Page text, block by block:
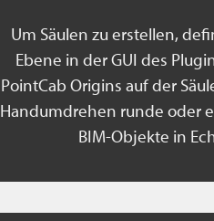
Um Säulen zu erstellen,
Ebene in der GUI des
PointCab Origins auf der
Handumdrehen runde oder
BIM-Objekte in